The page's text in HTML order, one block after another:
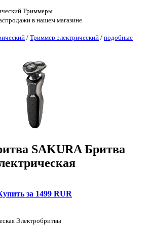
Триммеры
в нашем магазине.
/ Триммер электрический / подобные
SAKURA Бритва
за 1499 RUR
Электробритвы